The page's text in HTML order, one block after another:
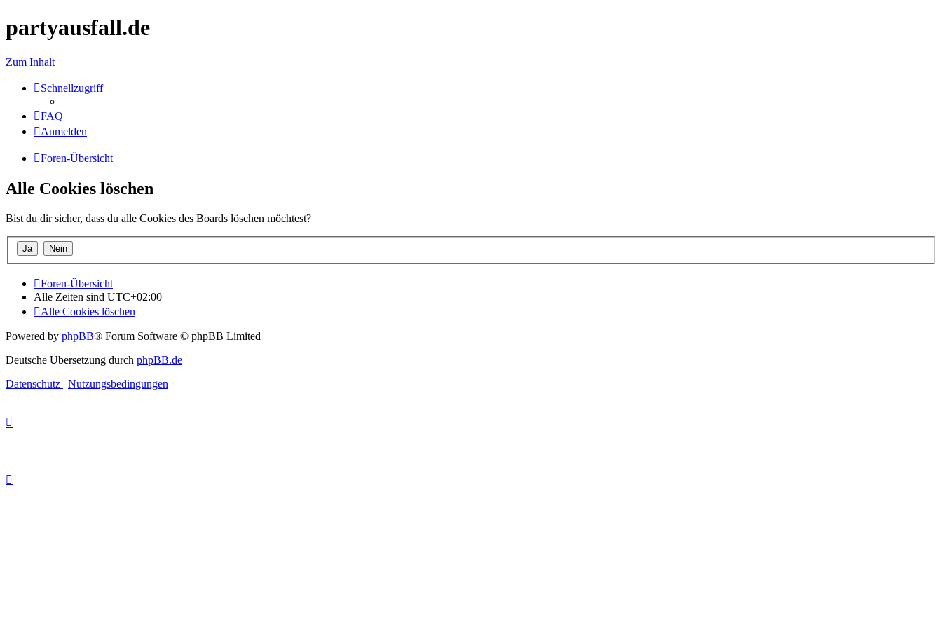
partyausfall.de
Zum Inhalt
Schnellzugriff
FAQ
Anmelden
Foren-Übersicht
Alle Cookies löschen
Bist du dir sicher, dass du alle Cookies des Boards löschen möchtest?
Foren-Übersicht
Alle Zeiten sind UTC+02:00
Alle Cookies löschen
Powered by phpBB® Forum Software © phpBB Limited
Deutsche Übersetzung durch phpBB.de
Datenschutz | Nutzungsbedingungen